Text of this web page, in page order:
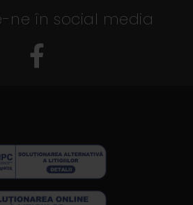
ne în social media